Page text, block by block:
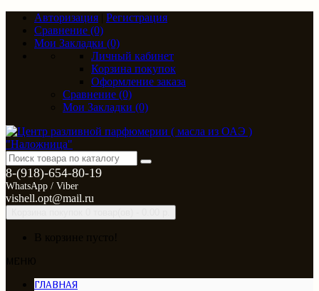
Авторизация
Регистрация
Сравнение (0)
Мои Закладки (0)
Личный кабинет
Корзина покупок
Оформление заказа
Сравнение (0)
Мои Закладки (0)
8-(918)-654-80-19
WhatsApp / Viber
vishell.opt@mail.ru
ГЛАВНАЯ